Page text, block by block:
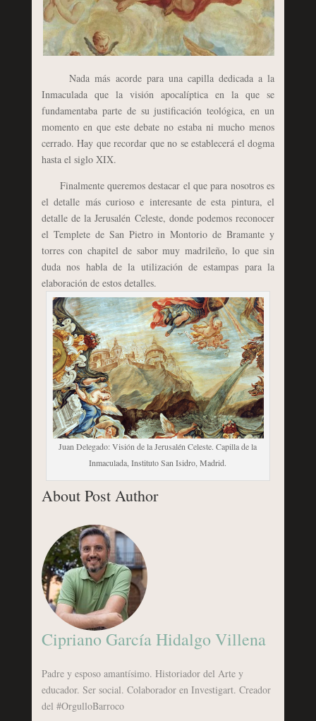
Nada más acorde para una capilla dedicada a la
Inmaculada que la visión apocalíptica en la que se
fundamentaba parte de su justificación teológica, en un
momento en que este debate no estaba ni mucho menos
cerrado. Hay que recordar que no se establecerá el dogma
hasta el siglo XIX.
Finalmente queremos destacar el que para nosotros es
el detalle más curioso e interesante de esta pintura, el
detalle de la Jerusalén Celeste, donde podemos reconocer
el Templete de San Pietro in Montorio de Bramante y
torres con chapitel de sabor muy madrileño, lo que sin
duda nos habla de la utilización de estampas para la
elaboración de estos detalles.
Juan Delegado: Visión de la Jerusalén Celeste. Capilla de la
Inmaculada, Instituto San Isidro, Madrid.
About Post Author
Cipriano García Hidalgo Villena
Padre y esposo amantísimo. Historiador del Arte y
educador. Ser social. Colaborador en Investigart. Creador
del #OrgulloBarroco